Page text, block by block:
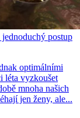
postup
optimálními
léta vyzkoušet
mnoha našich
jen ženy, ale...